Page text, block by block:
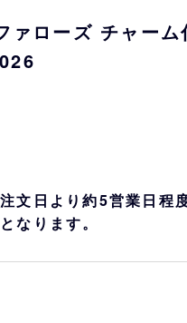
バッグ
オリっこにおすすめ
ァローズ チャーム
文日より約5営業日程
なります。